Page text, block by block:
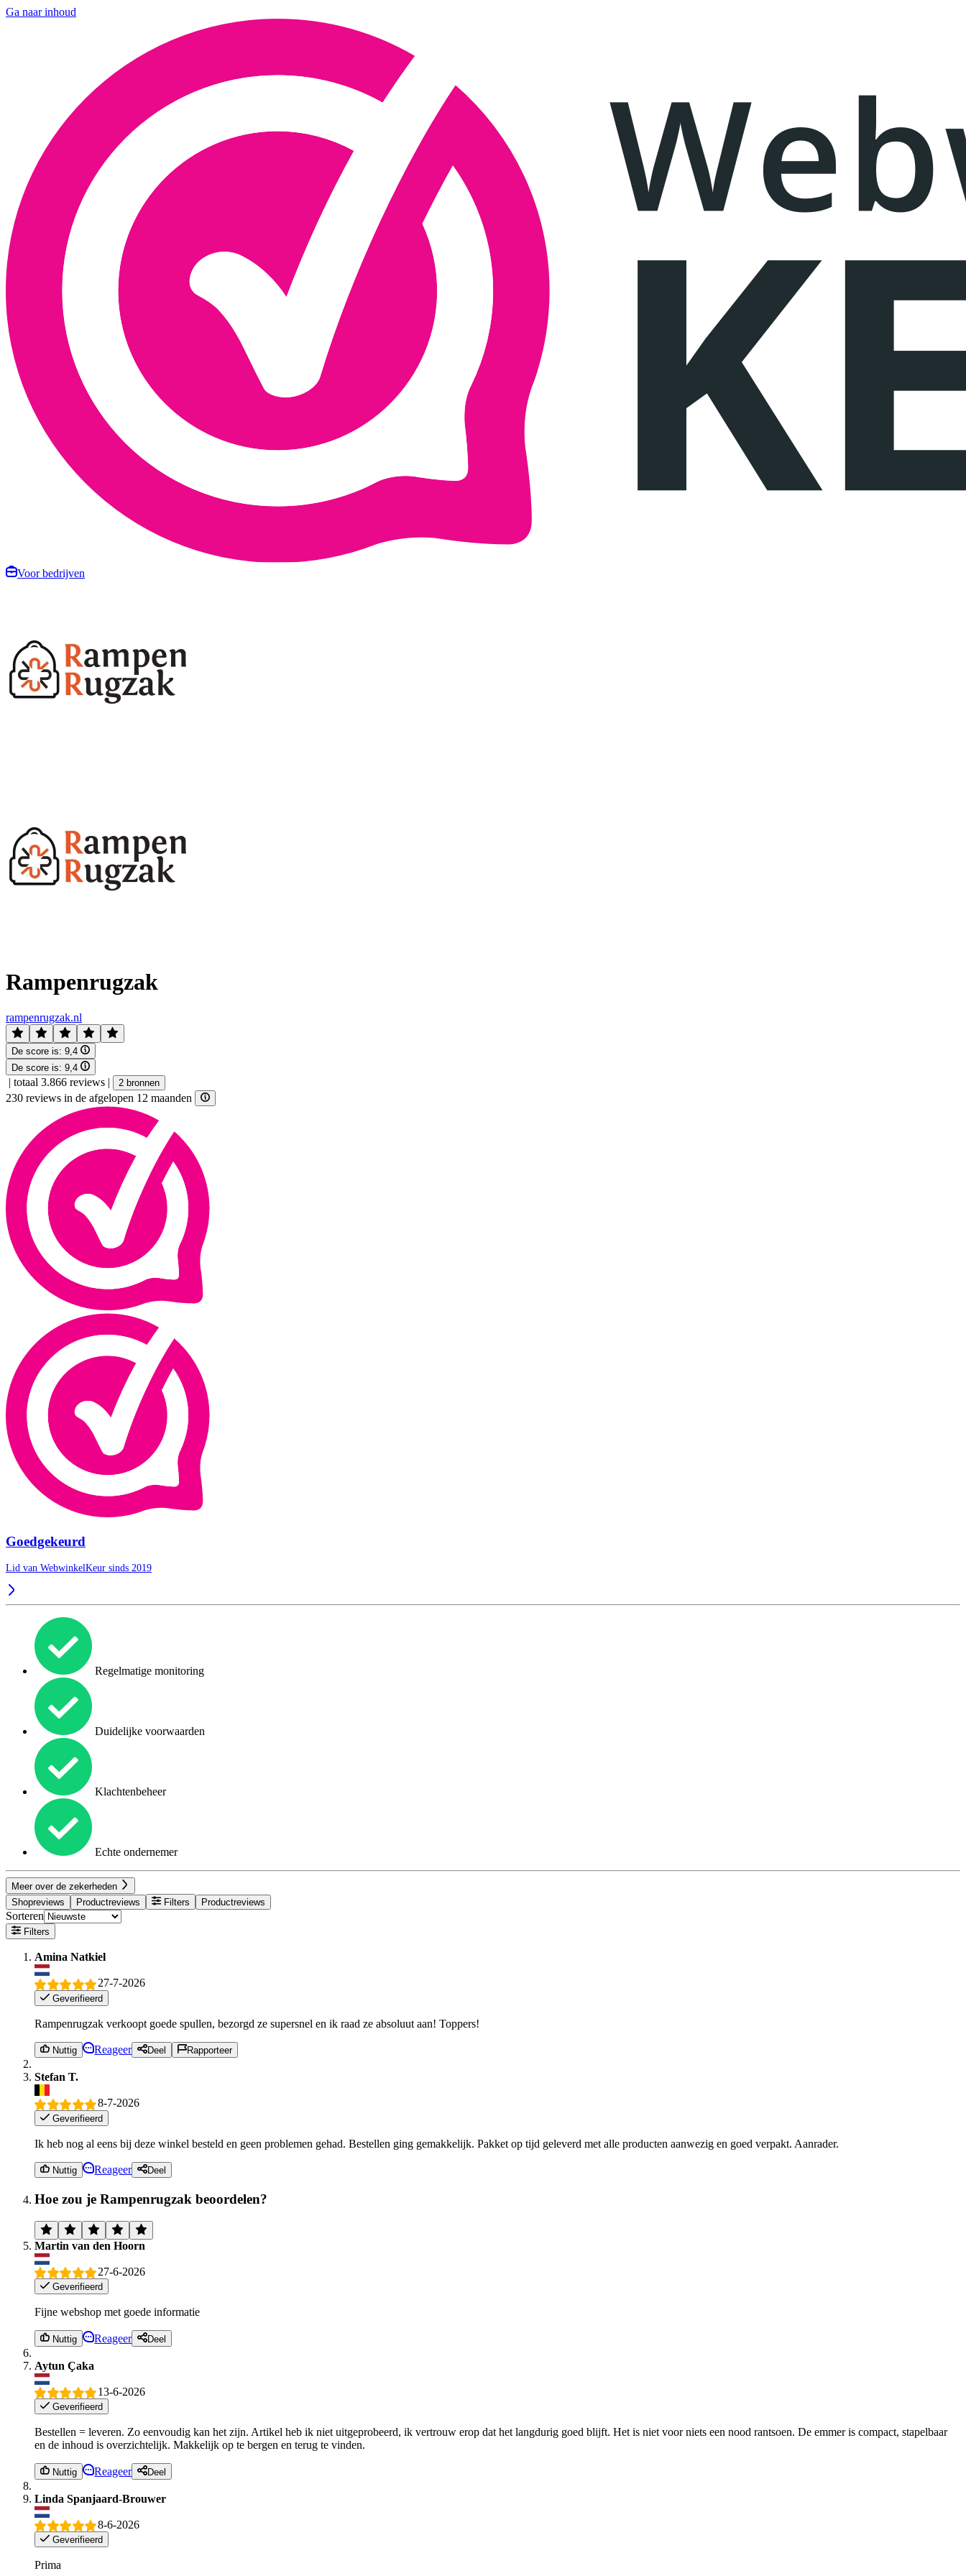
Ga naar inhoud
Voor bedrijven
Rampenrugzak
rampenrugzak.nl
De score is: 9,4
De score is: 9,4
| totaal 3.866 reviews | 2 bronnen
230 reviews in de afgelopen 12 maanden
Goedgekeurd
Lid van WebwinkelKeur sinds 2019
Regelmatige monitoring
Duidelijke voorwaarden
Klachtenbeheer
Echte ondernemer
Meer over de zekerheden
Shopreviews
Productreviews Filters Productreviews
Sorteren
Filters
Amina Natkiel
27-7-2026
Geverifieerd
Rampenrugzak verkoopt goede spullen, bezorgd ze supersnel en ik raad ze absoluut aan! Toppers!
Nuttig Reageer Deel Rapporteer
Stefan T.
8-7-2026
Geverifieerd
Ik heb nog al eens bij deze winkel besteld en geen problemen gehad. Bestellen ging gemakkelijk. Pakket op tijd geleverd met alle producten aanwezig en goed verpakt. Aanrader.
Nuttig Reageer Deel
Hoe zou je Rampenrugzak beoordelen?
Martin van den Hoorn
27-6-2026
Geverifieerd
Fijne webshop met goede informatie
Nuttig Reageer Deel
Aytun Çaka
13-6-2026
Geverifieerd
Bestellen = leveren. Zo eenvoudig kan het zijn. Artikel heb ik niet uitgeprobeerd, ik vertrouw erop dat het langdurig goed blijft. Het is niet voor niets een nood rantsoen. De emmer is compact, stapelbaar
en de inhoud is overzichtelijk. Makkelijk op te bergen en terug te vinden.
Nuttig Reageer Deel
Linda Spanjaard-Brouwer
8-6-2026
Geverifieerd
Prima